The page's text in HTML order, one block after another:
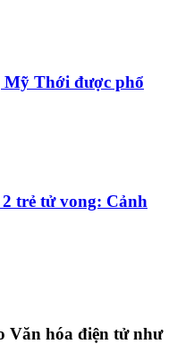
Thới được phổ
trẻ tử vong: Cảnh
Văn hóa điện tử như